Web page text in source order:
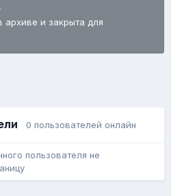
архиве и закрыта для
0 пользователей онлайн
пользователя не